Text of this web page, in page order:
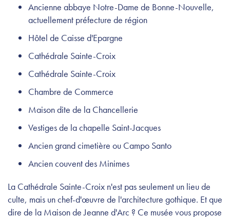
Ancienne abbaye Notre-Dame de Bonne-Nouvelle,
actuellement préfecture de région
Hôtel de Caisse d'Epargne
Cathédrale Sainte-Croix
Cathédrale Sainte-Croix
Chambre de Commerce
Maison dite de la Chancellerie
Vestiges de la chapelle Saint-Jacques
Ancien grand cimetière ou Campo Santo
Ancien couvent des Minimes
La Cathédrale Sainte-Croix n'est pas seulement un lieu de
culte, mais un chef-d'œuvre de l'architecture gothique. Et que
dire de la Maison de Jeanne d'Arc ? Ce musée vous propose